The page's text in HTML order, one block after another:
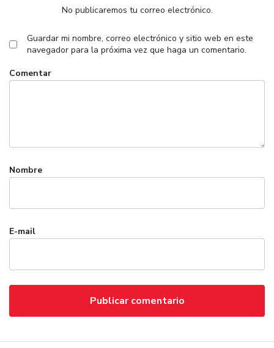
No publicaremos tu correo electrónico.
Nombre
E-mail
Guardar mi nombre, correo electrónico y sitio web en este
navegador para la próxima vez que haga un comentario.
Comentar